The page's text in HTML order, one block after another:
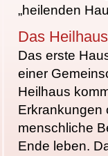
„heilenden
Das
Das erste
einer
Heilhaus
Erkrankungen
menschliche
Ende leben.